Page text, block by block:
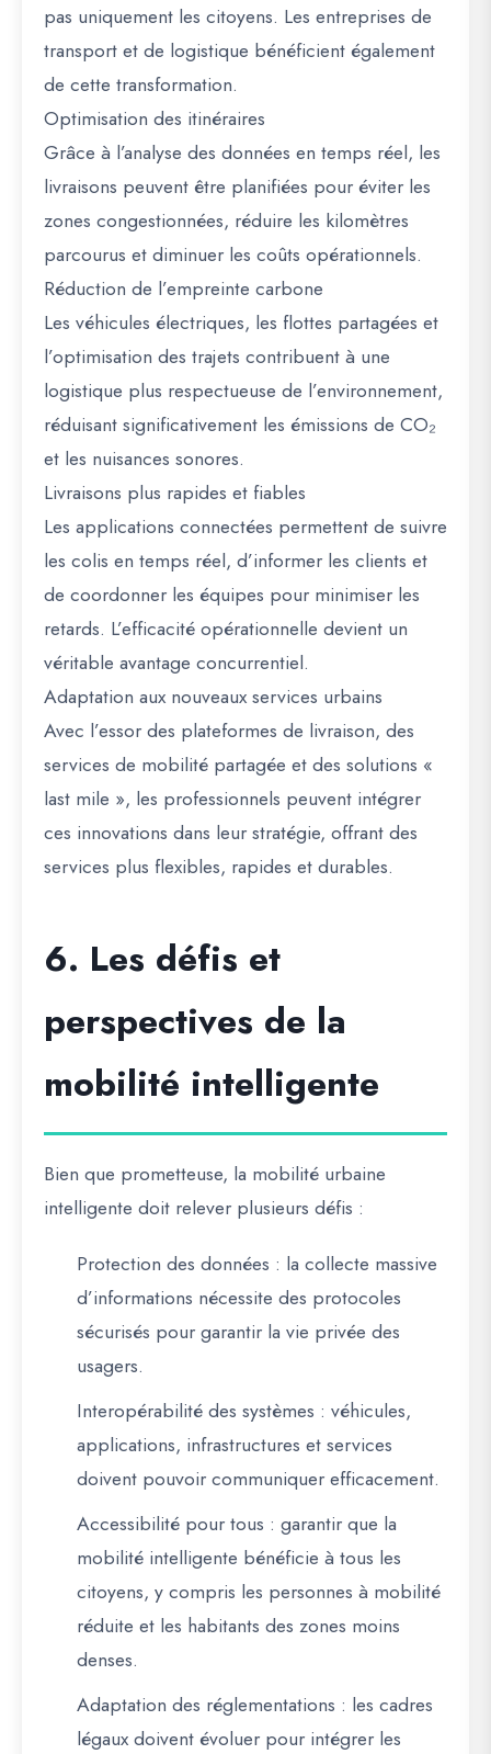
pas uniquement les citoyens. Les entreprises de
transport et de logistique bénéficient également
de cette transformation.
Optimisation des itinéraires
Grâce à l’analyse des données en temps réel, les
livraisons peuvent être planifiées pour éviter les
zones congestionnées, réduire les kilomètres
parcourus et diminuer les coûts opérationnels.
Réduction de l’empreinte carbone
Les véhicules électriques, les flottes partagées et
l’optimisation des trajets contribuent à une
logistique plus respectueuse de l’environnement,
réduisant significativement les émissions de CO₂
et les nuisances sonores.
Livraisons plus rapides et fiables
Les applications connectées permettent de suivre
les colis en temps réel, d’informer les clients et
de coordonner les équipes pour minimiser les
retards. L’efficacité opérationnelle devient un
véritable avantage concurrentiel.
Adaptation aux nouveaux services urbains
Avec l’essor des plateformes de livraison, des
services de mobilité partagée et des solutions «
last mile », les professionnels peuvent intégrer
ces innovations dans leur stratégie, offrantdes
services plus flexibles, rapides et durables.
6. Les défis et
perspectives de la
mobilité intelligente
Bien que prometteuse, la mobilité urbaine
intelligente doit relever plusieurs défis :
Protection des données : la collecte massive
d’informations nécessite des protocoles
sécurisés pour garantir la vie privée des
usagers.
Interopérabilité des systèmes : véhicules,
applications, infrastructures et services
doivent pouvoir communiquer efficacement.
Accessibilité pour tous : garantir que la
mobilité intelligente bénéficie à tous les
citoyens, y compris les personnes à mobilité
réduite et les habitants des zones moins
denses.
Adaptation des réglementations : les cadres
légaux doivent évoluer pour intégrer les